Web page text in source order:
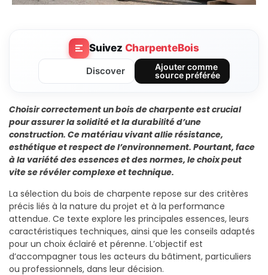
Suivez CharpenteBois
Discover
Ajouter comme
source préférée
Choisir correctement un bois de charpente est crucial
pour assurer la solidité et la durabilité d’une
construction. Ce matériau vivant allie résistance,
esthétique et respect de l’environnement. Pourtant, face
à la variété des essences et des normes, le choix peut
vite se révéler complexe et technique.
La sélection du bois de charpente repose sur des critères
précis liés à la nature du projet et à la performance
attendue. Ce texte explore les principales essences, leurs
caractéristiques techniques, ainsi que les conseils adaptés
pour un choix éclairé et pérenne. L’objectif est
d’accompagner tous les acteurs du bâtiment, particuliers
ou professionnels, dans leur décision.